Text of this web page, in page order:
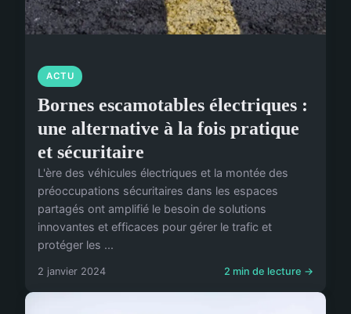
ACTU
Bornes escamotables électriques :
une alternative à la fois pratique
et sécuritaire
L'ère des véhicules électriques et la montée des
préoccupations sécuritaires dans les espaces
partagés ont amplifié le besoin de solutions
innovantes et efficaces pour gérer le trafic et
protéger les ...
2 janvier 2024 2 min de lecture →